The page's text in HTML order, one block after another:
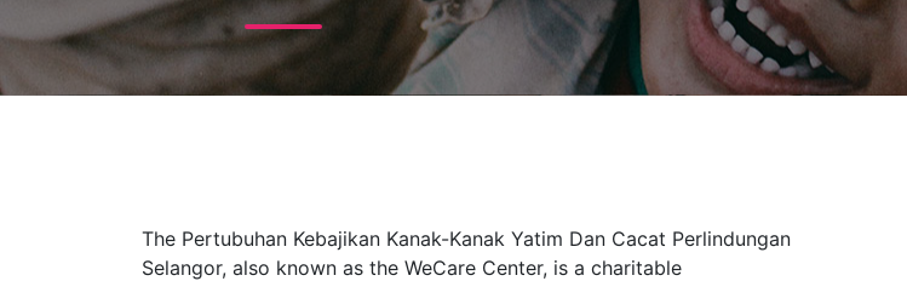
The Pertubuhan Kebajikan Kanak-Kanak Yatim Dan Cacat Perlindungan
Selangor, also known as the WeCare Center, is a charitable